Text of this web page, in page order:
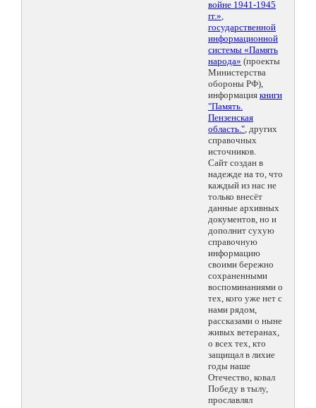
войне 1941-1945
гг.»,
государственной
информационной
системы «Память
народа» (проекты
Министерства
обороны РФ),
информация книги
"Память.
Пензенская
область.", других
справочных
источников.
Сайт создан в
надежде на то, что
каждый из нас не
только внесёт
данные архивных
документов, но и
дополнит сухую
справочную
информацию
своими бережно
сохраненными
воспоминаниями о
тех, кого уже нет с
нами рядом,
рассказами о ныне
живых ветеранах,
о всех тех, кто
защищал в лихие
годы наше
Отечество, ковал
Победу в тылу,
прославлял